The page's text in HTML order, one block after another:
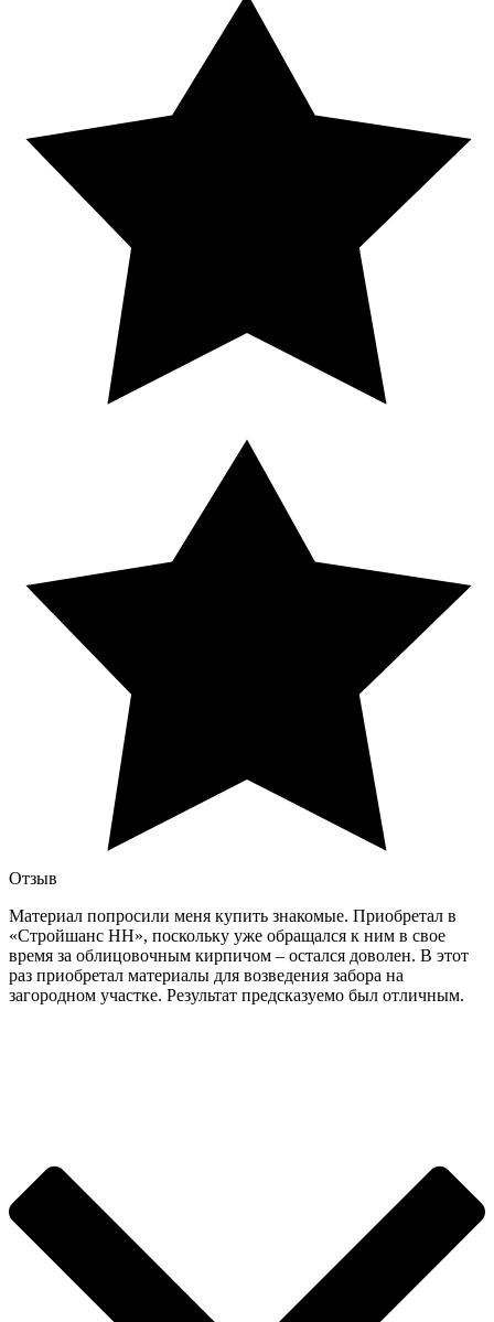
Отзыв
Материал попросили меня купить знакомые. Приобретал в
«Стройшанс НН», поскольку уже обращался к ним в свое
время за облицовочным кирпичом – остался доволен. В этот
раз приобретал материалы для возведения забора на
загородном участке. Результат предсказуемо был отличным.